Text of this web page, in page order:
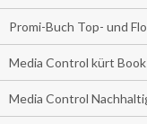
Promi-Buch Top- und
Media Control kürt
Media Control